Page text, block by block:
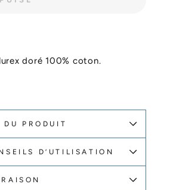
doré 100% coton.
DU PRODUIT
D’UTILISATION